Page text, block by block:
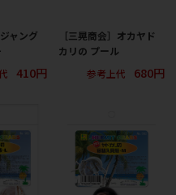
ャング
410円
［三晃商会］オカヤド
カリの プール
参考上代
680円